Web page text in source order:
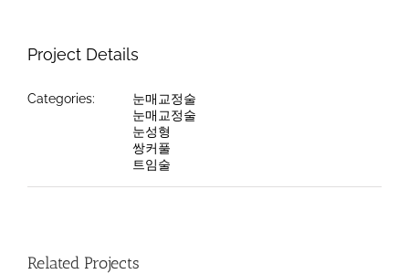
Project Details
Categories:
눈매교정술
눈매교정술
눈성형
쌍커풀
트임술
Related Projects